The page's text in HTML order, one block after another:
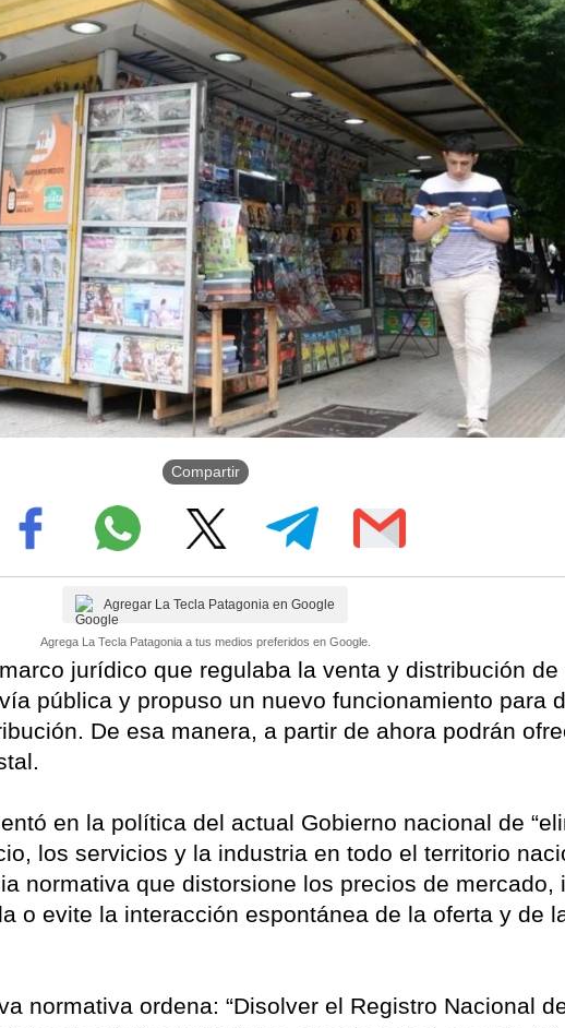
Compartir
Agregar La Tecla Patagonia en Google
Agrega La Tecla Patagonia a tus medios preferidos en Google.
jurídico que regulaba la venta y distribución de
pública y propuso un nuevo funcionamiento para
De esa manera, a partir de ahora podrán
en la política del actual Gobierno nacional de
los servicios y la industria en todo el territorio
normativa que distorsione los precios de mercado,
o evite la interacción espontánea de la oferta y de
normativa ordena: “Disolver el Registro Nacional